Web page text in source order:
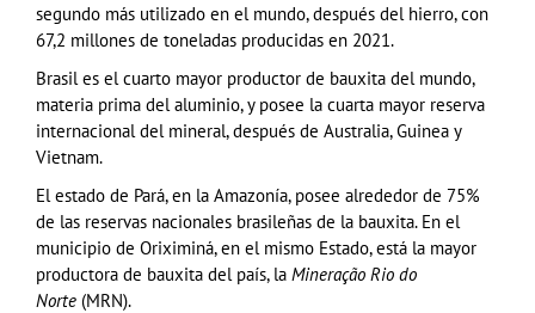
segundo más utilizado en el mundo, después del hierro, con
67,2 millones de toneladas producidas en 2021.
Brasil es el cuarto mayor productor de bauxita del mundo,
materia prima del aluminio, y posee la cuarta mayor reserva
internacional del mineral, después de Australia, Guinea y
Vietnam.
El estado de Pará, en la Amazonía, posee alrededor de 75%
de las reservas nacionales brasileñas de la bauxita. En el
municipio de Oriximiná, en el mismo Estado, está la mayor
productora de bauxita del país, la Mineração Rio do
Norte (MRN).